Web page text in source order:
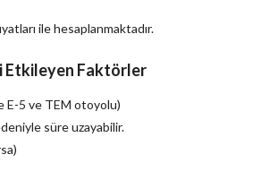
ile hesaplanmaktadır.
Etkileyen Faktörler
E-5 ve TEM otoyolu)
süre uzayabilir.